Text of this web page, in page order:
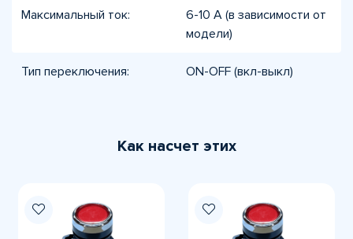
Максимальный ток:
6-10 А (в зависимости от
модели)
Тип переключения: ON-OFF (вкл-выкл)
Как насчет этих